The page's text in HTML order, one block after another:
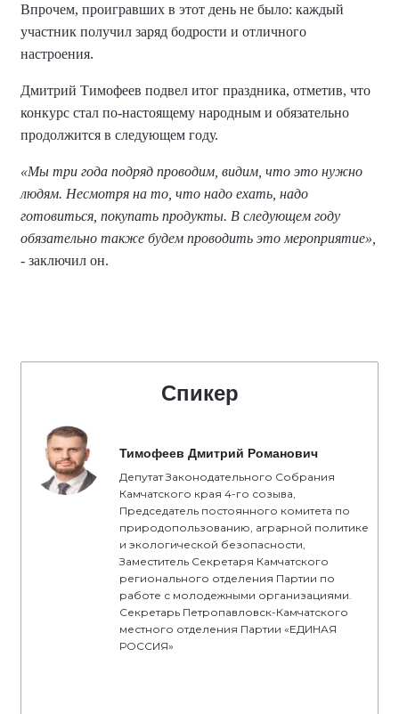
Впрочем, проигравших в этот день не было: каждый
участник получил заряд бодрости и отличного
настроения.
Дмитрий Тимофеев подвел итог праздника, отметив, что
конкурс стал по-настоящему народным и обязательно
продолжится в следующем году.
«Мы три года подряд проводим, видим, что это нужно
людям. Несмотря на то, что надо ехать, надо
готовиться, покупать продукты. В следующем году
обязательно также будем проводить это мероприятие»,
- заключил он.
Спикер
Тимофеев Дмитрий Романович
Депутат Законодательного Собрания
Камчатского края 4-го созыва,
Председатель постоянного комитета по
природопользованию, аграрной политике
и экологической безопасности,
Заместитель Секретаря Камчатского
регионального отделения Партии по
работе с молодежными организациями.
Секретарь Петропавловск-Камчатского
местного отделения Партии «ЕДИНАЯ
РОССИЯ»